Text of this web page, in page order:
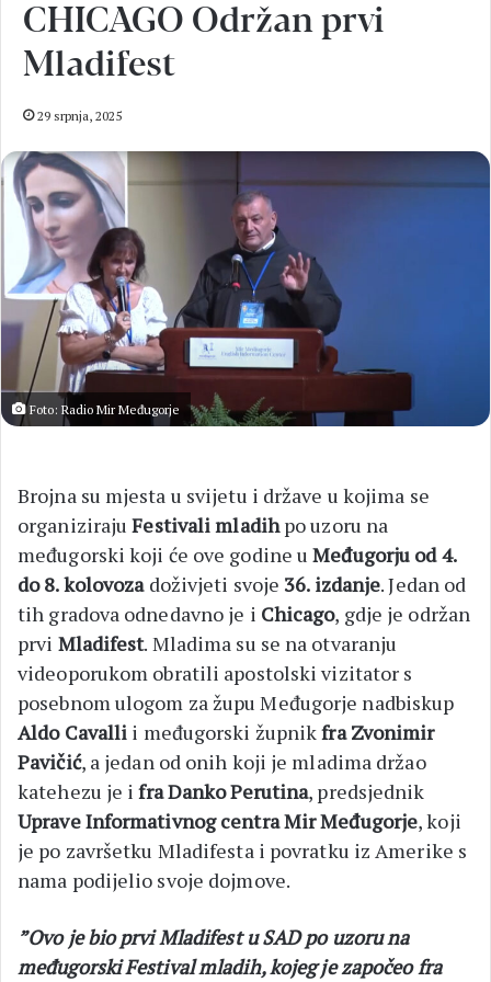
CHICAGO Održan prvi
Mladifest
29 srpnja, 2025
Foto: Radio Mir Međugorje
Brojna su mjesta u svijetu i države u kojima se
organizirajuFestivali mladihpo uzoru na
međugorski koji će ove godine uMeđugorju od 4.
do 8. kolovozadoživjeti svoje 36. izdanje. Jedan od
tih gradova odnedavno je i Chicago, gdje je održan
prvi Mladifest. Mladima su se na otvaranju
videoporukom obratili apostolski vizitator s
posebnom ulogom za župu Međugorje nadbiskup
Aldo Cavalli i međugorski župnikfra Zvonimir
Pavičić, a jedan od onih koji je mladima držao
katehezu je ifra Danko Perutina, predsjednik
Uprave Informativnog centra Mir Međugorje, koji
je po završetku Mladifesta i povratku iz Amerike s
nama podijelio svoje dojmove.
”Ovo je bio prvi Mladifest u SAD po uzoru na
međugorski Festival mladih, kojeg je započeo fra